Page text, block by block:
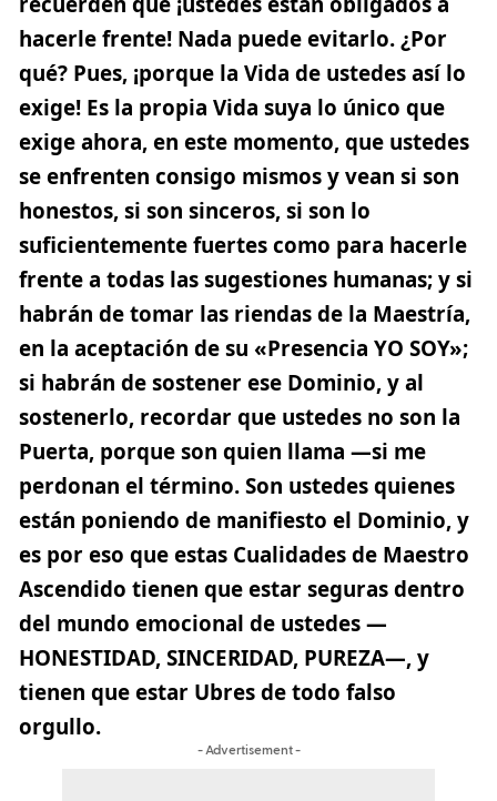
hacerle frente! Nada puede evitarlo. ¿Por
qué? Pues, ¡porque la Vida de ustedes así lo
exige! Es la propia Vida suya lo único que
exige ahora, en este momento, que ustedes
se enfrenten consigo mismos y vean si son
honestos, si son sinceros, si son lo
suficientemente fuertes como para hacerle
frente a todas las sugestiones humanas; y si
habrán de tomar las riendas de la Maestría,
en la aceptación de su «Presencia YO SOY»;
si habrán de sostener ese Dominio, y al
sostenerlo, recordar que ustedes no son la
Puerta, porque son quien llama —si me
perdonan el término. Son ustedes quienes
están poniendo de manifiesto el Dominio, y
es por eso que estas Cualidades de Maestro
Ascendido tienen que estar seguras dentro
del mundo emocional de ustedes —
HONESTIDAD, SINCERIDAD, PUREZA—, y
tienen que estar Ubres de todo falso
orgullo.
- Advertisement -